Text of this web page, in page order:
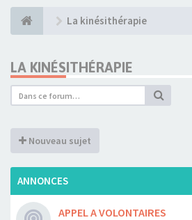
La kinésithérapie
LA KINÉSITHÉRAPIE
Nouveau sujet
ANNONCES
APPEL A VOLONTAIRES